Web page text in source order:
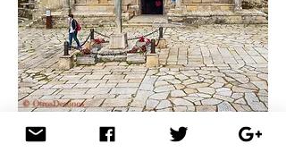
Iglesia Parroquial de San Pedro de